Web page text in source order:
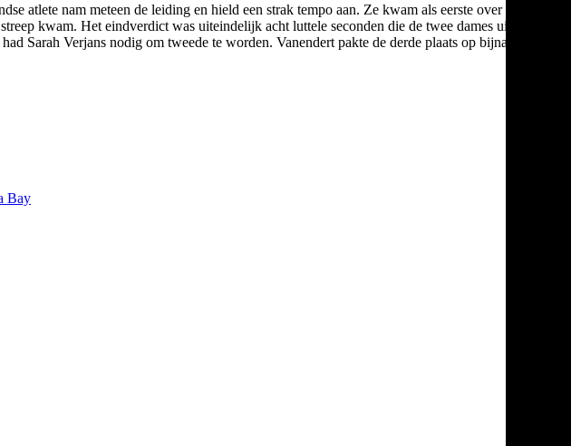
atlete nam meteen de leiding en hield een strak tempo aan. Ze kwam als eerste over de
kwam. Het eindverdict was uiteindelijk acht luttele seconden die de twee dames uit
Sarah Verjans nodig om tweede te worden. Vanendert pakte de derde plaats op bijna drie
Bay